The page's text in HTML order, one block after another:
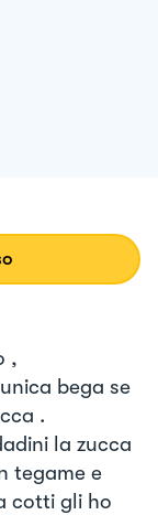
,
bega se
.
la zucca
tegame e
cotti gli ho